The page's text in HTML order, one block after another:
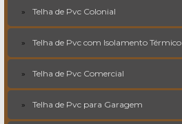
Telha de Pvc Colonial
Telha de Pvc com Isolamento Térmico
Telha de Pvc Comercial
Telha de Pvc para Garagem